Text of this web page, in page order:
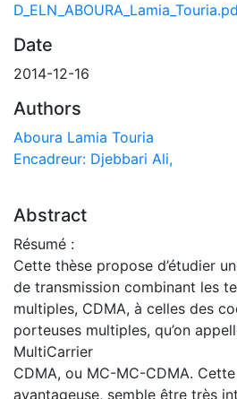
Date
2014-12-16
Authors
Aboura Lamia Touria
Encadreur: Djebbari Ali,
Abstract
Résumé :
Cette thèse propose d’étudier
de transmission combinant les
multiples, CDMA, à celles des
porteuses multiples, qu’on
MultiCarrier
CDMA, ou MC-MC-CDMA.
avantageuse, semble être très